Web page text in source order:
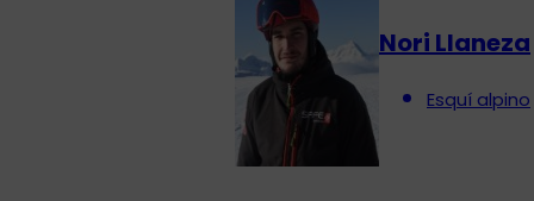
Nori Llaneza
Esquí alpino